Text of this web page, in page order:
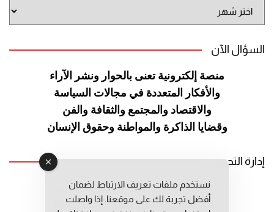
الموقع
السؤال الآن
منصة إلكترونية تعنى بالحوار ونشر
الآراء
والأفكار المتعددة في مجالات السياسة
والاقتصاد والمجتمع والثقافة والفن
وقضايا الذاكرة والمواطنة وحقوق الإنسان
إدارة التحرير
رئيس التحرير: عبد الرحيم التوراني
رئيس التحرير المساعد: المعطي قبال
نستخدم ملفات تعريف الارتباط لضمان
أفضل تجربة لك على موقعنا. إذا واصلت